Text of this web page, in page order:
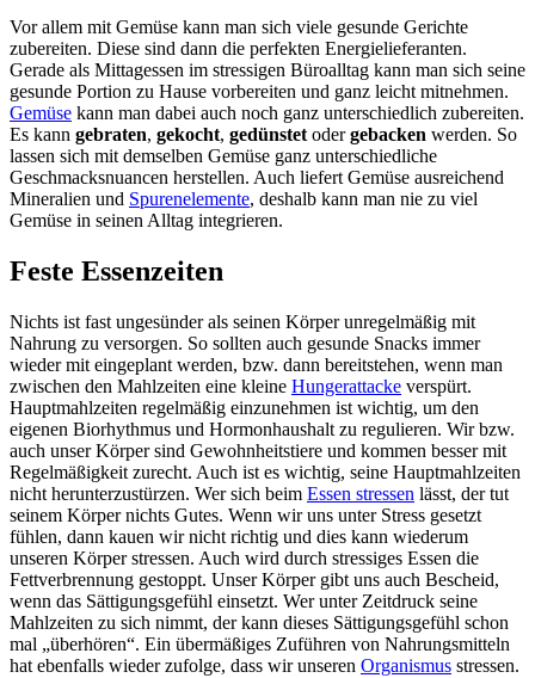
Vor allem mit Gemüse kann man sich viele gesunde Gerichte
zubereiten. Diese sind dann die perfekten Energielieferanten.
Gerade als Mittagessen im stressigen Büroalltag kann man sich seine
gesunde Portion zu Hause vorbereiten und ganz leicht mitnehmen.
Gemüse kann man dabei auch noch ganz unterschiedlich zubereiten.
Es kann gebraten, gekocht, gedünstet odergebacken werden. So
lassen sich mit demselben Gemüse ganz unterschiedliche
Geschmacksnuancen herstellen. Auch liefert Gemüse ausreichend
Mineralien und Spurenelemente, deshalb kann man nie zu viel
Gemüse in seinen Alltag integrieren.
Feste Essenzeiten
Nichts ist fast ungesünder als seinen Körper unregelmäßig mit
Nahrung zu versorgen. So sollten auch gesunde Snacks immer
wieder mit eingeplant werden, bzw. dann bereitstehen, wenn man
zwischen den Mahlzeiten eine kleine Hungerattacke verspürt.
Hauptmahlzeiten regelmäßig einzunehmen ist wichtig, um den
eigenen Biorhythmus und Hormonhaushalt zu regulieren. Wir bzw.
auch unser Körper sind Gewohnheitstiere und kommen besser mit
Regelmäßigkeit zurecht. Auch ist es wichtig, seine Hauptmahlzeiten
nicht herunterzustürzen. Wer sich beim Essen stressen lässt, der tut
seinem Körper nichts Gutes. Wenn wir uns unter Stress gesetzt
fühlen, dann kauen wir nicht richtig und dies kann wiederum
unseren Körper stressen. Auch wird durch stressiges Essen die
Fettverbrennung gestoppt. Unser Körper gibt uns auch Bescheid,
wenn das Sättigungsgefühl einsetzt. Wer unter Zeitdruck seine
Mahlzeiten zu sich nimmt, der kann dieses Sättigungsgefühl schon
mal „überhören“. Ein übermäßiges Zuführen von Nahrungsmitteln
hat ebenfalls wieder zufolge, dass wir unseren Organismus stressen.